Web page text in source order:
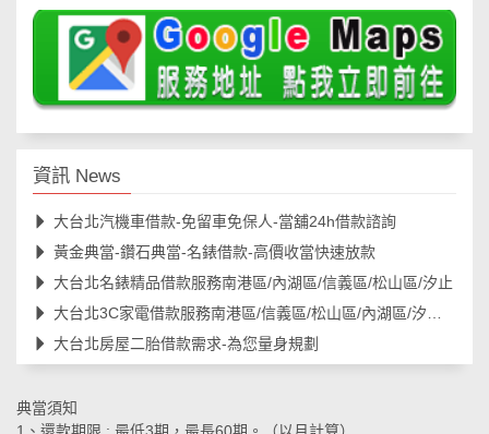
資訊 News
大台北汽機車借款-免留車免保人-當舖24h借款諮詢
黃金典當-鑽石典當-名錶借款-高價收當快速放款
大台北名錶精品借款服務南港區/內湖區/信義區/松山區/汐止
大台北3C家電借款服務南港區/信義區/松山區/內湖區/汐止區
大台北房屋二胎借款需求-為您量身規劃
典當須知
1、還款期限 : 最低3期，最長60期。（以月計算）